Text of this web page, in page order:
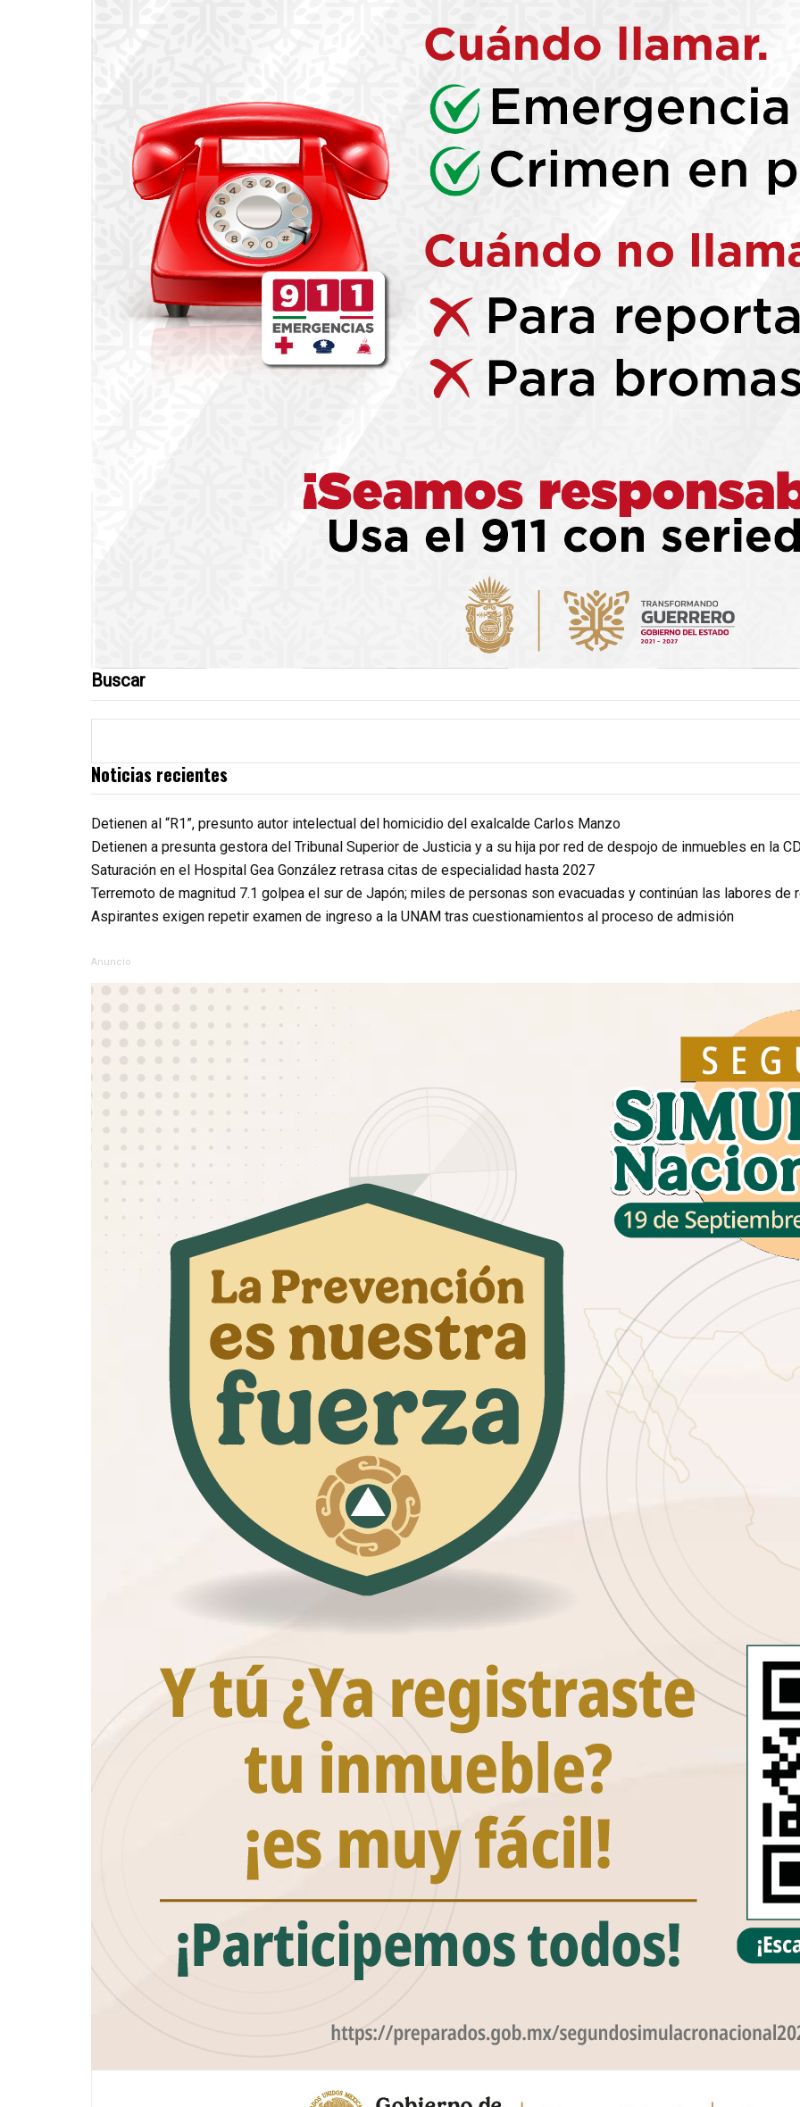
Buscar
Noticias recientes
Detienen al “R1”, presunto autor intelectual del homicidio del exalcalde Carlos Manzo
Detienen a presunta gestora del Tribunal Superior de Justicia y a su hija por red de despojo de inmuebles en la
Saturación en el Hospital Gea González retrasa citas de especialidad hasta 2027
Terremoto de magnitud 7.1 golpea el sur de Japón; miles de personas son evacuadas y continúan las labores de
Aspirantes exigen repetir examen de ingreso a la UNAM tras cuestionamientos al proceso de admisión
Anuncio